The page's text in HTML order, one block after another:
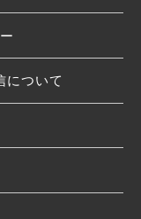
について